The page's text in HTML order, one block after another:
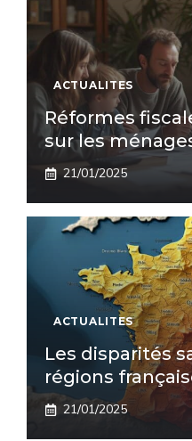
ACTUALITES
Réformes
sur les
21/01/2025
ACTUALITES
Les disparités
régions
21/01/2025